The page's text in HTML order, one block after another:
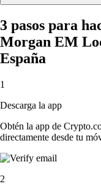
3 pasos para
Morgan EM
España
1
Descarga la app
Obtén la app de
directamente desde tu
2